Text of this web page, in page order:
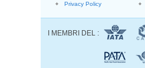
Privacy Policy
I MEMBRI DEL :